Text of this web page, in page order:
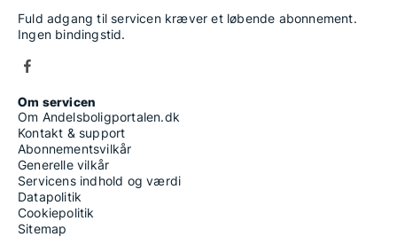
Fuld adgang til servicen kræver et løbende abonnement.
Ingen bindingstid.
Om servicen
Om Andelsboligportalen.dk
Kontakt & support
Abonnementsvilkår
Generelle vilkår
Servicens indhold og værdi
Datapolitik
Cookiepolitik
Sitemap